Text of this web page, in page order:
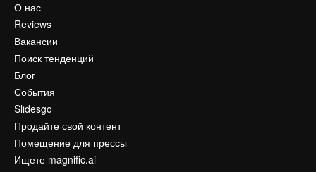
О нас
Reviews
Вакансии
Поиск тенденций
Блог
События
Slidesgo
Продайте свой контент
Помещение для прессы
Ищете magnific.ai